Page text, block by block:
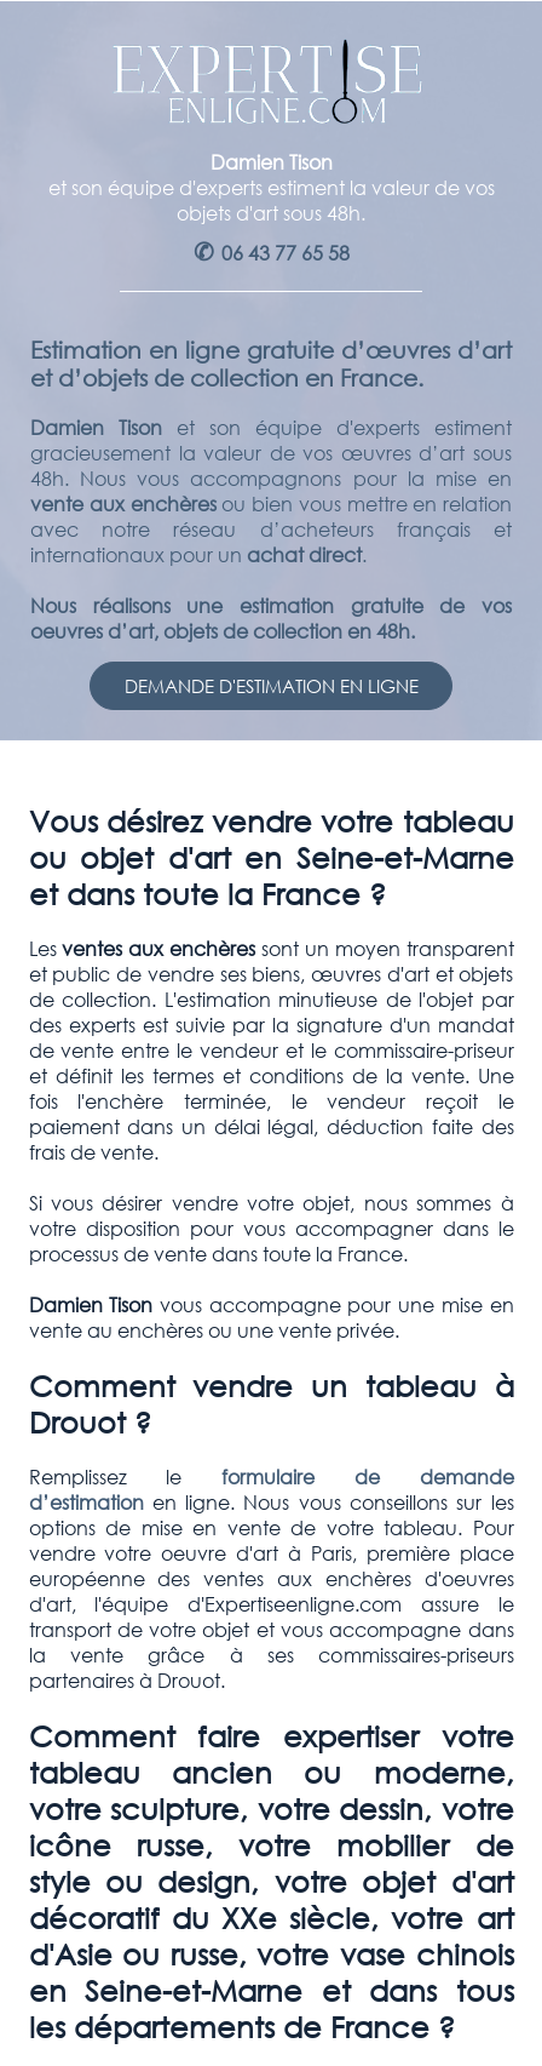
Damien Tison
et son équipe d'experts estiment la valeur de vos
objets d'art sous 48h.
✆ 06 43 77 65 58
Estimation en ligne gratuite d’œuvres d’art
et d’objets de collection en France.
Damien Tison et son équipe d'experts estiment
gracieusement la valeur de vos œuvres d’art sous
48h. Nous vous accompagnons pour la mise en
vente aux enchèresou bien vous mettre en relation
avec notre réseau d’acheteurs français et
internationaux pour un achat direct.
Nous réalisons une estimation gratuite de vos
oeuvres d’art, objets de collection en 48h.
DEMANDE D'ESTIMATION EN LIGNE
Vous désirez vendre votre tableau
ou objet d'art en Seine-et-Marne
et dans toute la France ?
Lesventes aux enchères sont un moyen transparent
et public de vendre ses biens, œuvres d'art et objets
de collection. L'estimation minutieuse de l'objet par
des experts est suivie par la signature d'un mandat
de vente entre le vendeur et le commissaire-priseur
et définit les termes et conditions de la vente. Une
fois l'enchère terminée, le vendeur reçoit le
paiement dans un délai légal, déduction faite des
frais de vente.
Si vous désirer vendre votre objet, nous sommes à
votre disposition pour vous accompagner dans le
processus de vente dans toute la France.
Damien Tison vous accompagne pour une mise en
vente au enchères ou une vente privée.
Comment vendre un tableau à
Drouot ?
Remplissez le formulaire de demande
d’estimation en ligne. Nous vous conseillons sur les
options de mise en vente de votre tableau. Pour
vendre votre oeuvre d'art à Paris, première place
européenne des ventes aux enchères d'oeuvres
d'art, l'équipe d'Expertiseenligne.com assure le
transport de votre objet et vous accompagne dans
la vente grâce à ses commissaires-priseurs
partenaires à Drouot.
Comment faire expertiser votre
tableau ancien ou moderne,
votre sculpture, votre dessin, votre
icône russe, votre mobilier de
style ou design, votre objet d'art
décoratif du XXe siècle, votre art
d'Asie ou russe, votre vase chinois
en Seine-et-Marne et dans tous
les départements de France ?